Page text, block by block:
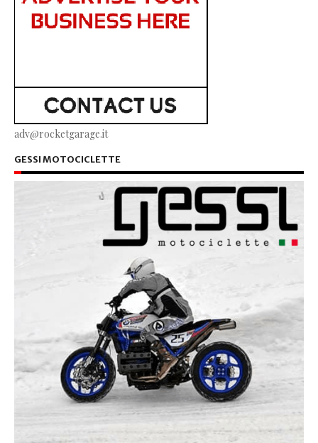
adv@rocketgarage.it
GESSI MOTOCICLETTE